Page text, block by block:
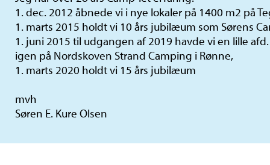
1. dec. 2012 åbnede vi i nye lokaler på 1400 m2 på
1. marts 2015 holdt vi 10 års jubilæum som Sørens
1. juni 2015 til udgangen af 2019 havde vi en lille
igen på Nordskoven Strand Camping i Rønne,
1. marts 2020 holdt vi 15 års jubilæum
mvh
Søren E. Kure Olsen